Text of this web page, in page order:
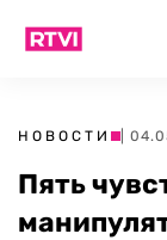
НОВОСТИ |
Пять